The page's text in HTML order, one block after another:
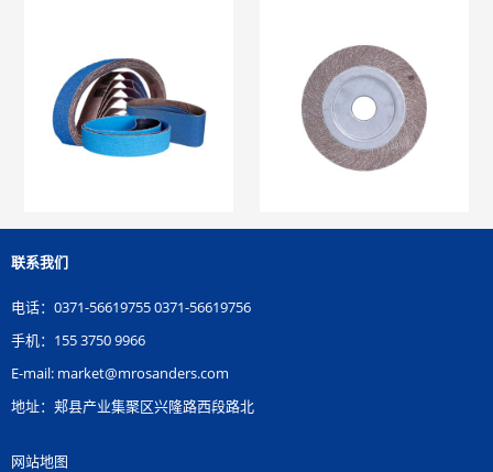
联系我们
电话：0371-56619755 0371-56619756
手机：155 3750 9966
E-mail: market@mrosanders.com
地址：郏县产业集聚区兴隆路西段路北
网站地图